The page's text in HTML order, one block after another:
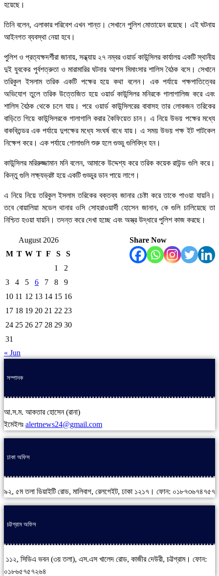
হয়েছে।
তিনি বলেন, এলাকার পরিবেশ এখন শান্ত। সেখানে পুলিশ মোতায়েন রয়েছে। এই ঘটনায়
আইনগত ব্যবস্থা নেয়া হবে।
পুলিশ ও প্রত্যক্ষদর্শীরা জানায়, সন্ধ্যায় ২৭ নম্বর ওয়ার্ড কাউন্সিলর কার্যালয় একটি স্থানীয়
দুই যুবকের পুর্বশত্রুতা ও মারামারির ঘটনার আপস মিমাংসার শালিস বৈঠক বসে। সেখানে
তরিকুল ইসলাম তরিক একটি পক্ষের হয়ে কথা বলেন। এক পর্যায়ে পক্ষপাতিত্বের
অভিযোগ তুলে তরিক উত্তেজিত হয়ে ওয়ার্ড কাউন্সিলর মনিরকে গালাগালিজ করে এবং
শালিস বৈঠক থেকে চলে যায়। পরে ওয়ার্ড কাউন্সিলরের বাবাসহ তার লোকজন তরিকের
বাড়িতে গিয়ে কাউন্সিলরকে গালাগালি করার কৈফিয়েত চান। এ নিয়ে উভয় পক্ষের মধ্যে
বাকবিতন্ডর এক পর্যায়ে দুপক্ষের মধ্যে সংঘর্ষ বাধে যায়। এ সময় উভয় পক্ষ ইট পাটকেল
নিক্ষেপ করে। এক পর্যায়ে গোলাগুলি শুরু হলে গুড্ডু গুলিবিদ্ধ হন।
কাউন্সিলর মরিরুজ্জামান মনি বলেন, আমাকে উদ্দেশ্য করে তরিক কয়েক রাউন্ড গুলি করে।
কিন্তু গুলি লক্ষ্যভ্রষ্ট হয়ে একটি গুড্ডুর ডান পায়ে লাগে।
এ নিয়ে নিয়ে তরিকুল ইসলাম তরিকের বক্তব্য জানার চেষ্টা করে তাকে পাওয়া যায়নি।
তবে বোয়ালিয়া মডেল থানার ওসি সোহরাওয়ার্দী হোসেন জানান, কে গুলি চালিয়েছে তা
নিশ্চিত হওয়া যায়নি। তদন্ত করে দেখা হচ্ছে এবং অস্ত্র উদ্ধারে পুলিশ কাজ করছে।
Share Now
August 2026
M T W T F S
S
1
2
3
4 5 6 7 8
9
10 11 12 13 14 15 16
17 18 19 20 21 22 23
24 25 26 27 28 29 30
31
« Jun
সম্পাদক
আ.স.ম. আকতার হোসেন (রানা)
ইমেইলঃ alertnews24@gmail.com
ঢাকা অফিস
৯২, ৫ম তলা ডিয়াইটি রোড, মালিবাগ, রেলগেইট, ঢাকা ১২১৭। ফোন: ০১৮৭৩৬৭৪৭৫৭
চট্টগ্রাম অফিস
১১২, সিডিএ ভবন (৩য় তলা), এস.এস খালেদ রোড, কাজীর দেউরী, চট্টগ্রাম। ফোন:
০১৮৬৫৭৫৭২৬৪